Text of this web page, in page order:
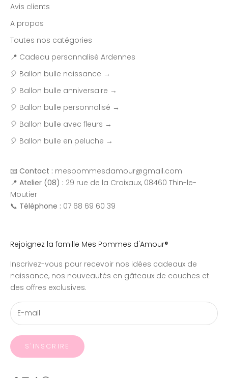
Avis clients
A propos
Toutes nos catégories
📍 Cadeau personnalisé Ardennes
🎈 Ballon bulle naissance →
🎈 Ballon bulle anniversaire →
🎈 Ballon bulle personnalisé →
🎈 Ballon bulle avec fleurs →
🎈 Ballon bulle en peluche →
📧 Contact : mespommesdamour@gmail.com
📍 Atelier (08) : 29 rue de la Croixaux, 08460 Thin-le-
Moutier
📞 Téléphone : 07 68 69 60 39
Rejoignez la famille Mes Pommes d'Amour®
Inscrivez-vous pour recevoir nos idées cadeaux de
naissance, nos nouveautés en gâteaux de couches et
des offres exclusives.
S'INSCRIRE